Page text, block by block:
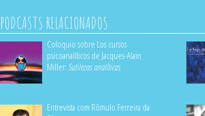
PODCASTS RELACIONADOS
Coloquio sobre Los cursos
psicoanalíticos de Jacques-Alain
Miller: Sutilezas analíticas
Entrevista com Rômulo Ferreira da